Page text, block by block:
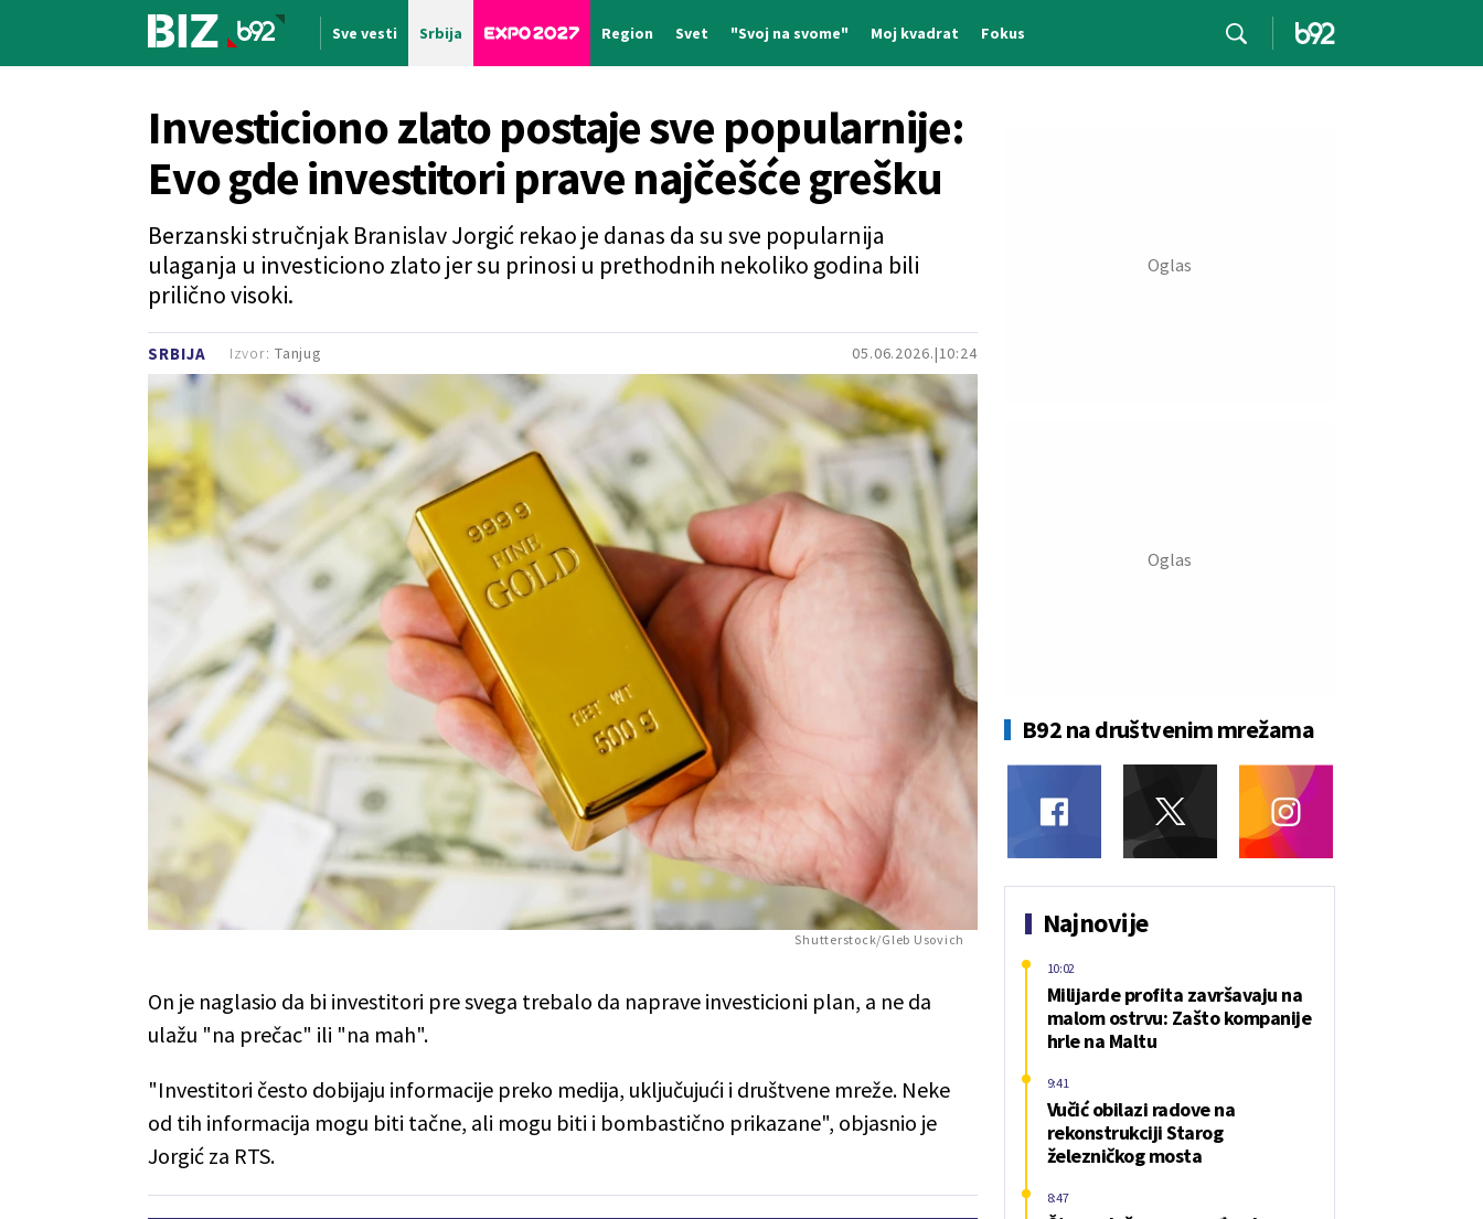
Sve vesti Srbija Region Svet "Svoj na svome" Moj kvadrat Fokus
SRBIJA 05.06.2026. 10:24
Investiciono zlato postaje sve popularnije:
Evo gde investitori prave najčešće grešku
Berzanski stručnjak Branislav Jorgić rekao je danas da su sve popularnija
ulaganja u investiciono zlato jer su prinosi u prethodnih nekoliko godina bili
prilično visoki.
Izvor: Tanjug
Shutterstock/Gleb Usovich
On je naglasio da bi investitori pre svega trebalo da naprave investicioni plan, a ne da
ulažu "na prečac" ili "na mah".
"Investitori često dobijaju informacije preko medija, uključujući i društvene mreže. Neke
od tih informacija mogu biti tačne, ali mogu biti i bombastično prikazane", objasnio je
Jorgić za RTS.
B92 na društvenim mrežama
Najnovije
Milijarde profita završavaju na
malom ostrvu: Zašto kompanije
hrle na Maltu
10:02
Vučić obilazi radove na
rekonstrukciji Starog
železničkog mosta
9:41
8:47